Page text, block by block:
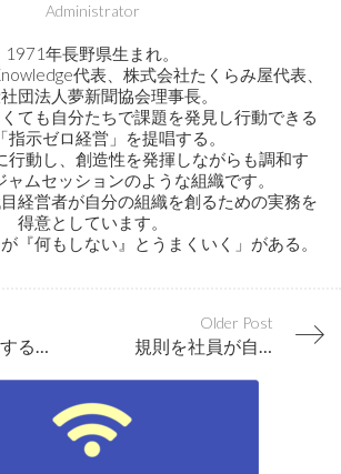
Administrator
1971年長野県生まれ。
代表、株式会社たくらみ屋代表、
団法人夢新聞協会理事長。
ても自分たちで課題を発見し行動できる
指示ゼロ経営」を提唱する。
行動し、創造性を発揮しながらも調和す
ャムセッションのような組織です。
経営者が自分の組織を創るための実務を
得意としています。
『何もしない』とうまくいく」がある。
社員教育をする前に、社長が自分を育てるのが先です
Older Post
規則を社員が自ら決めることで得られる３つのメリット